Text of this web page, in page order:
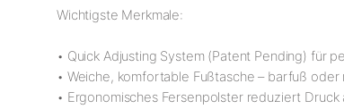
Wichtigste Merkmale:
• Quick Adjusting System (Patent Pending) für
• Weiche, komfortable Fußtasche – barfuß
• Ergonomisches Fersenpolster reduziert Druck